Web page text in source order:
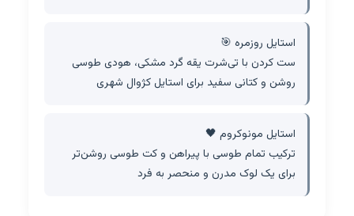
استایل روزمره 🎯
ست کردن با تی‌شرت یقه گرد مشکی، هودی طوسی
روشن و کتانی سفید برای استایل کژوال شهری
استایل مونوکروم 🖤
ترکیب تمام طوسی با پیراهن و کت طوسی روشن‌تر
برای یک لوک مدرن و منحصر به فرد